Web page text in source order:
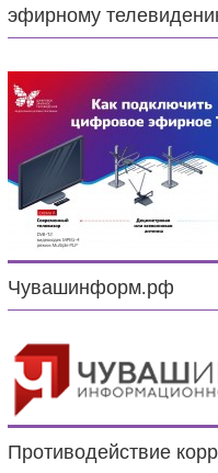
эфирному
Чувашинформ.рф
Противодействие